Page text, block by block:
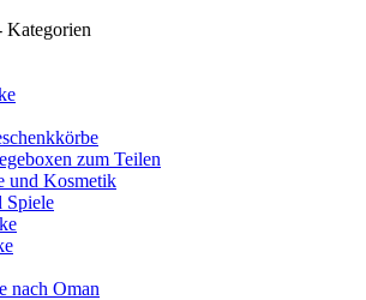
Kategorien
zum Teilen
und Kosmetik
Spiele
nach Oman